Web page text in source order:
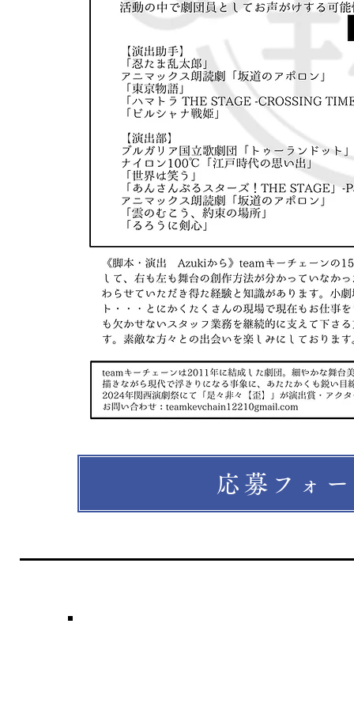
応募フォ